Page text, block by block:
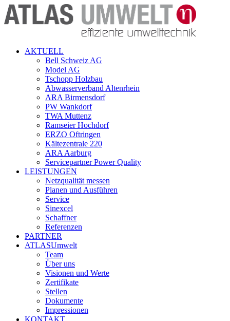
AKTUELL
Bell Schweiz AG
Model AG
Tschopp Holzbau
Abwasserverband Altenrhein
ARA Birmensdorf
PW Wankdorf
TWA Muttenz
Ramseier Hochdorf
ERZO Oftringen
Kältezentrale 220
ARA Aarburg
Servicepartner Power Quality
LEISTUNGEN
Netzqualität messen
Planen und Ausführen
Service
Sinexcel
Schaffner
Referenzen
PARTNER
ATLASUmwelt
Team
Über uns
Visionen und Werte
Zertifikate
Stellen
Dokumente
Impressionen
KONTAKT